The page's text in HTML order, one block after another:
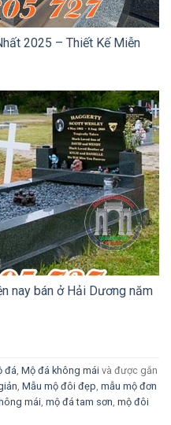
2025 – Thiết Kế Miễn
nay bán ở Hải Dương năm
đá, Mộ đá không mái và được gắn
, Mẫu mộ đôi đẹp, mẫu mộ đơn
mái, mộ đá tam sơn, mộ đôi